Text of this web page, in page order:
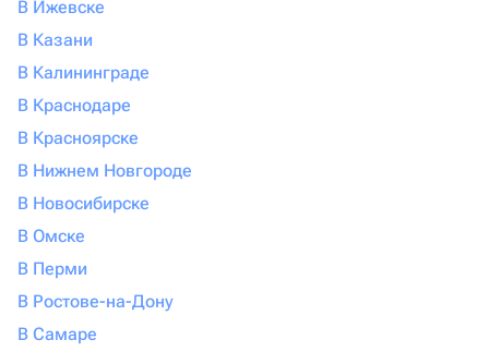
В Ижевске
В Казани
В Калининграде
В Краснодаре
В Красноярске
В Нижнем Новгороде
В Новосибирске
В Омске
В Перми
В Ростове-на-Дону
В Самаре